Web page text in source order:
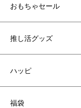
おもちゃセール
推し活グッズ
ハッピ
福袋